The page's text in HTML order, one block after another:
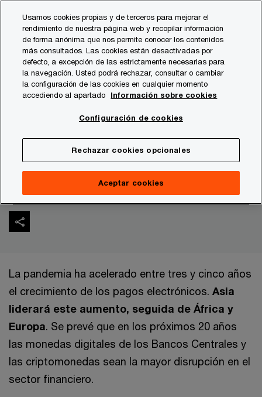
content
footer
Sala de prensa
Los pagos electrónicos
casi se triplicarán en
2030 hasta superar los 3
billones de operaciones
La pandemia ha acelerado entre tres y cinco años
el crecimiento de los pagos electrónicos. Asia
liderará este aumento, seguida de África y
Europa. Se prevé que en los próximos 20 años
las monedas digitales de los Bancos Centrales y
las criptomonedas sean la mayor disrupción en el
sector financiero.
Usamos cookies propias y de terceros para mejorar el
rendimiento de nuestra página web y recopilar información
de forma anónima que nos permite conocer los contenidos
más consultados. Las cookies están desactivadas por
defecto, a excepción de las estrictamente necesarias para
la navegación. Usted podrá rechazar, consultar o cambiar
la configuración de las cookies en cualquier momento
accediendo al apartado
Información sobre cookies
Configuración de cookies
Rechazar cookies opcionales
Aceptar cookies